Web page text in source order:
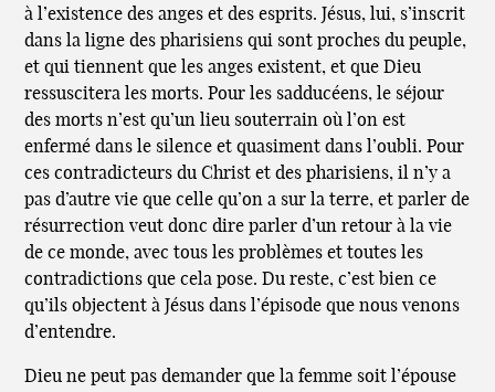
à l’existence des anges et des esprits. Jésus, lui, s’inscrit
dans la ligne des pharisiens qui sont proches du peuple,
et qui tiennent que les anges existent, et que Dieu
ressuscitera les morts. Pour les sadducéens, le séjour
des morts n’est qu’un lieu souterrain où l’on est
enfermé dans le silence et quasiment dans l’oubli. Pour
ces contradicteurs du Christ et des pharisiens, il n’y a
pas d’autre vie que celle qu’on a sur la terre, et parler de
résurrection veut donc dire parler d’un retour à la vie
de ce monde, avec tous les problèmes et toutes les
contradictions que cela pose. Du reste, c’est bien ce
qu’ils objectent à Jésus dans l’épisode que nous venons
d’entendre.
Dieu ne peut pas demander que la femme soit l’épouse